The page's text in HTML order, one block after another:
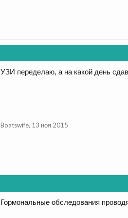
УЗИ переделаю, а на какой день
Boatswife, 13 ноя 2015
Гормональные обследования